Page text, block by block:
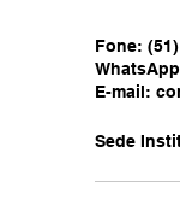
Fone:
E-mail:
Sede